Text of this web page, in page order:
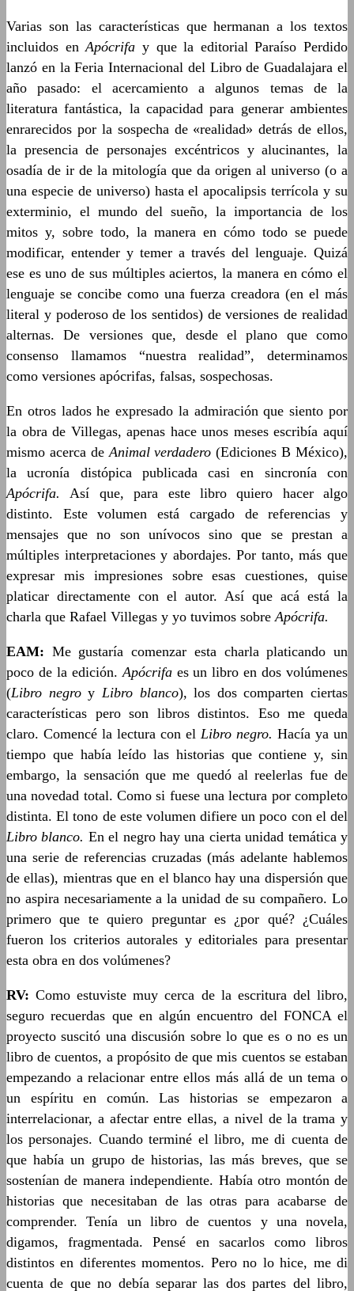
Varias son las características que hermanan a los textos
incluidos enApócrifa y que la editorial Paraíso Perdido
lanzó en la Feria Internacional del Libro de Guadalajara el
año pasado: el acercamiento a algunos temas de la
literatura fantástica, la capacidad para generar ambientes
enrarecidos por la sospecha de «realidad» detrás de ellos,
la presencia de personajes excéntricos y alucinantes, la
osadía de ir de la mitología que da origen al universo (o a
una especie de universo) hasta el apocalipsis terrícola y su
exterminio, el mundo del sueño, la importancia de los
mitos y, sobre todo, la manera en cómo todo se puede
modificar, entender y temer a través del lenguaje. Quizá
ese es uno de sus múltiples aciertos, la manera en cómo el
lenguaje se concibe como una fuerza creadora (en el más
literal y poderoso de los sentidos) de versiones de realidad
alternas. De versiones que, desde el plano que como
consenso llamamos “nuestra realidad”, determinamos
como versiones apócrifas, falsas, sospechosas.
En otros lados he expresado la admiración que siento por
la obra de Villegas, apenas hace unos meses escribía aquí
mismo acerca deAnimal verdadero (Ediciones B México),
la ucronía distópica publicada casi en sincronía con
Apócrifa.Así que, para este libro quiero hacer algo
distinto. Este volumen está cargado de referencias y
mensajes que no son unívocos sino que se prestan a
múltiples interpretaciones y abordajes. Por tanto, más que
expresar mis impresiones sobre esas cuestiones, quise
platicar directamente con el autor. Así que acá está la
charla que Rafael Villegas y yo tuvimos sobreApócrifa.
EAM: Me gustaría comenzar esta charla platicando un
poco de la edición.Apócrifa es un libro en dos volúmenes
(Libro negroy Libro blanco), los dos comparten ciertas
características pero son libros distintos. Eso me queda
claro. Comencé la lectura con el Libro negro. Hacía ya un
tiempo que había leído las historias que contiene y, sin
embargo, la sensación que me quedó al reelerlas fue de
una novedad total. Como si fuese una lectura por completo
distinta. El tono de este volumen difiere un poco con el del
Libro blanco. En el negro hay una cierta unidad temática y
una serie de referencias cruzadas (más adelante hablemos
de ellas), mientras que en el blanco hay una dispersión que
no aspira necesariamente a la unidad de su compañero. Lo
primero que te quiero preguntar es ¿por qué? ¿Cuáles
fueron los criterios autorales y editoriales para presentar
esta obra en dos volúmenes?
RV: Como estuviste muy cerca de la escritura del libro,
seguro recuerdas que en algún encuentro del FONCA el
proyecto suscitó una discusión sobre lo que es o no es un
libro de cuentos, a propósito de que mis cuentos se estaban
empezando a relacionar entre ellos más allá de un tema o
un espíritu en común. Las historias se empezaron a
interrelacionar, a afectar entre ellas, a nivel de la trama y
los personajes. Cuando terminé el libro, me di cuenta de
que había un grupo de historias, las más breves, que se
sostenían de manera independiente. Había otro montón de
historias que necesitaban de las otras para acabarse de
comprender. Tenía un libro de cuentos y una novela,
digamos, fragmentada. Pensé en sacarlos como libros
distintos en diferentes momentos. Pero no lo hice, me di
cuenta de que no debía separar las dos partes del libro,